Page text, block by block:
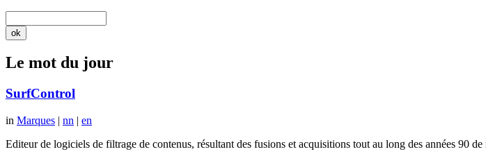
Le mot du jour
SurfControl
in Marques | nn | en
Editeur de logiciels de filtrage de contenus, résultant des fusions et acquisitions tout au long des années 90